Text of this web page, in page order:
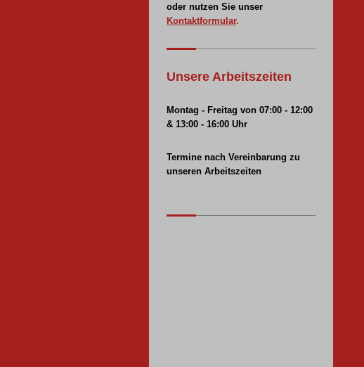
oder nutzen Sie unser
Kontaktformular.
Unsere Arbeitszeiten
Montag - Freitag von 07:00 - 12:00
& 13:00 - 16:00 Uhr
Termine nach Vereinbarung zu
unseren Arbeitszeiten